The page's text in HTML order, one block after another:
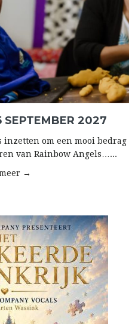
SEPTEMBER 2027
inzetten om een mooi bedrag
van Rainbow Angels…...
→